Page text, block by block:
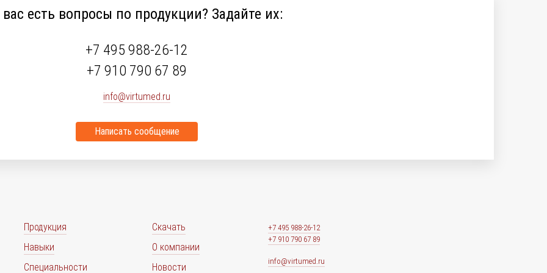
есть вопросы по продукции? Задайте их:
+7 495 988-26-12
+7 910 790 67 89
info@virtumed.ru
Написать сообщение
Продукция
Навыки
Специальности
Скачать
О компании
Новости
+7 495 988-26-12
+7 910 790 67 89
info@virtumed.ru